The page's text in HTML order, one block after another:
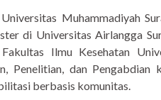
Muhammadiyah
di Universitas Airlangga
Ilmu Kesehatan
Penelitian, dan Pengabdian
berbasis komunitas.